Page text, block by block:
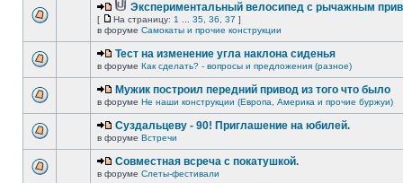
Экспериментальный велосипед с рычажным
[ На страницу: 1 35 36 37 ]
в форуме Самокаты и прочие конструкции
Тест на изменение угла наклона сиденья
в форуме Как сделать? - вопросы и предложения (разное)
Мужик построил передний привод из того что было
в форуме Не наши конструкции (Европа, Америка и прочие буржуи)
Суздальцеву - 90! Приглашение на юбилей.
в форуме Встречи
Совместная всреча с покатушкой.
в форуме Слеты-фестивали